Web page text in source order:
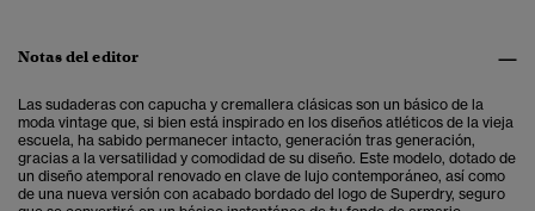
Notas del editor
Las sudaderas con capucha y cremallera clásicas son un básico de la
moda vintage que, si bien está inspirado en los diseños atléticos de la vieja
escuela, ha sabido permanecer intacto, generación tras generación,
gracias a la versatilidad y comodidad de su diseño. Este modelo, dotado de
un diseño atemporal renovado en clave de lujo contemporáneo, así como
de una nueva versión con acabado bordado del logo de Superdry, seguro